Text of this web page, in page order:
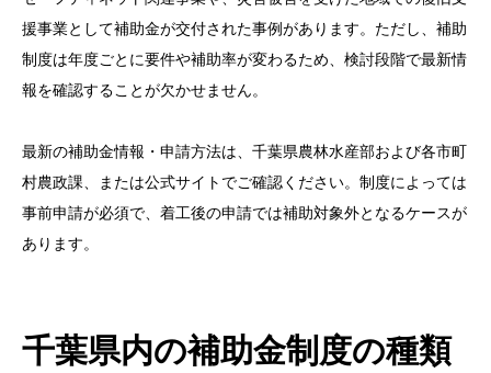
援事業として補助金が交付された事例があります。ただし、補助
制度は年度ごとに要件や補助率が変わるため、検討段階で最新情
報を確認することが欠かせません。
最新の補助金情報・申請方法は、千葉県農林水産部および各市町
村農政課、または公式サイトでご確認ください。制度によっては
事前申請が必須で、着工後の申請では補助対象外となるケースが
あります。
千葉県内の補助金制度の種類